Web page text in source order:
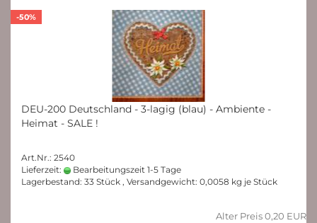
-50%
DEU-200 Deutschland - 3-lagig (blau) - Ambiente -
Heimat - SALE !
Art.Nr.: 2540
Lieferzeit:
Bearbeitungszeit 1-5 Tage
Lagerbestand: 33 Stück , Versandgewicht: 0,0058 kg je Stück
Alter Preis 0,20 EUR